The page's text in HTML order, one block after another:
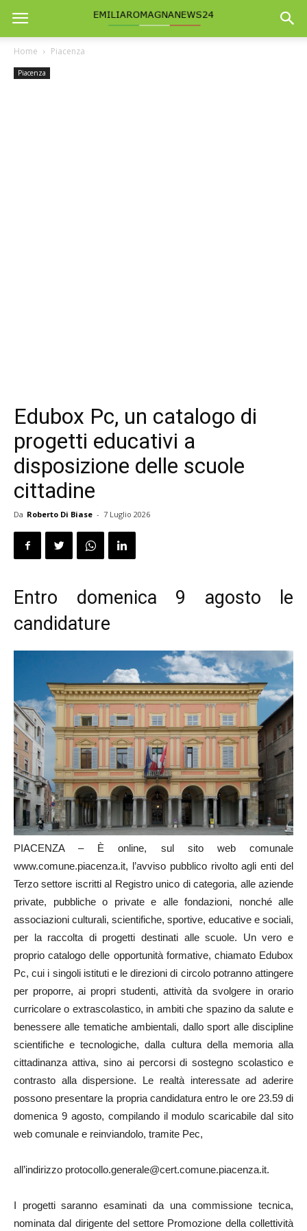
Home Piacenza
Piacenza
Edubox Pc, un catalogo di
progetti educativi a
disposizione delle scuole
cittadine
Da Roberto Di Biase - 7 Luglio 2026
Entro domenica 9 agosto le
candidature
PIACENZA – È online, sul sito web comunale
www.comune.piacenza.it, l’avviso pubblico rivolto agli enti del
Terzo settore iscritti al Registro unico di categoria, alle aziende
private, pubbliche o private e alle fondazioni, nonché alle
associazioni culturali, scientifiche, sportive, educative e sociali,
per la raccolta di progetti destinati alle scuole. Un vero e
proprio catalogo delle opportunità formative, chiamato Edubox
Pc, cui i singoli istituti e le direzioni di circolo potranno attingere
per proporre, ai propri studenti, attività da svolgere in orario
curricolare o extrascolastico, in ambiti che spazino da salute e
benessere alle tematiche ambientali, dallo sport alle discipline
scientifiche e tecnologiche, dalla cultura della memoria alla
cittadinanza attiva, sino ai percorsi di sostegno scolastico e
contrasto alla dispersione. Le realtà interessate ad aderire
possono presentare la propria candidatura entro le ore 23.59 di
domenica 9 agosto, compilando il modulo scaricabile dal sito
web comunale e reinviandolo, tramite Pec,
all’indirizzo protocollo.generale@cert.comune.piacenza.it.
I progetti saranno esaminati da una commissione tecnica,
nominata dal dirigente del settore Promozione della collettività